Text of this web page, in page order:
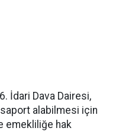
İdari Dava Dairesi,
alabilmesi için
emekliliğe hak